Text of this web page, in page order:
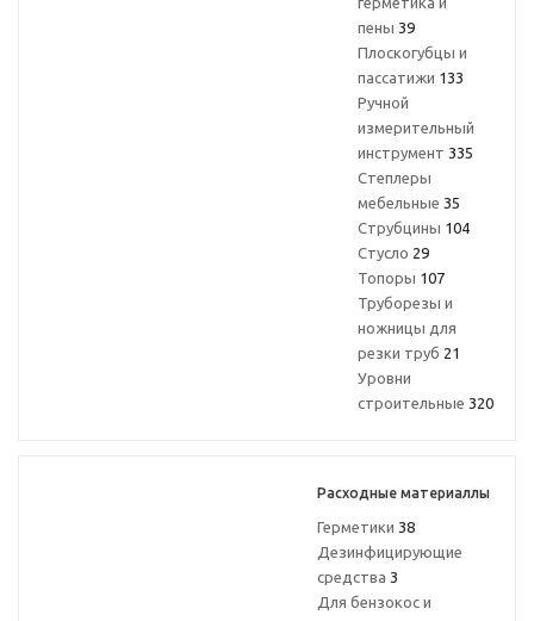
пены 39
Плоскогубцы и
пассатижи 133
Ручной
измерительный
инструмент 335
Степлеры
мебельные 35
Струбцины 104
Стусло 29
Топоры 107
Труборезы и
ножницы для
резки труб 21
Уровни
строительные 320
Расходные материаллы
Герметики 38
Дезинфицирующие
средства 3
Для бензокос и